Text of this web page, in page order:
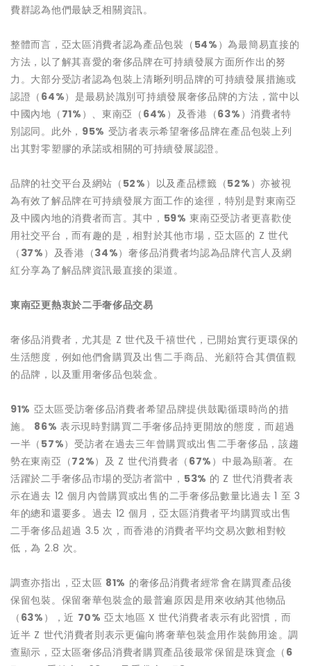
費群認為他們最缺乏相關資訊。
整體而言，亞太區消費者認為產品包裝（ 54% ）為最簡易直接的
方法，以了解其喜愛的奢侈品牌在可持續發展方面所作出的努
力。大部分受訪者認為包裝上清𥇦列明品牌的可持續發展措施或
認證（ 64%）是最易於識別可持續發展奢侈品牌的方法，當中以
中國內地（ 71% ）、東南亞（ 64% ）及香港（63% ）消費者特
別認同。此外， 95% 受訪者表示希望奢侈品牌在產品包裝上列
出其對零塑膠的承諾或相關的可持續發展認證。
品牌的社交平台及網站（ 52% ）以及產品標籤（52% ）亦被視
為有效了解品牌在可持續發展方面工作的途徑，特別是對東南亞
及中國內地的消費者而言。其中， 59% 東南亞受訪者更喜歡使
用社交平台，而有趣的是，相對於其他市場，亞太區的 Z 世代
（ 37% ）及香港（34%）奢侈品消費者均認為品牌代言人及網
紅分享為了解品牌資訊最直接的渠道。
東南亞更熱衷於二手奢侈品交易
奢侈品消費者，尤其是 Z 世代及千禧世代，已開始實行更環保的
生活態度，例如他們會購買及出售二手商品、光顧符合其價值觀
的品牌，以及重用奢侈品包裝盒。
91% 亞太區受訪奢侈品消費者希望品牌提供鼓勵循環時尚的措
施。 86% 表示現時對購買二手奢侈品持更開放的態度，而超過
一半（ 57%）受訪者在過去三年曾購買或出售二手奢侈品，該趨
勢在東南亞（72%）及 Z 世代消費者（ 67% ）中最為顯著。在
活躍於二手奢侈品市場的受訪者當中， 53% 的 Z 世代消費者表
示在過去 12 個月內曾購買或出售的二手奢侈品數量比過去 1 至 3
年的總和還要多。過去 12 個月，亞太區消費者平均購買或出售
二手奢侈品超過 3.5 次，而香港的消費者平均交易次數相對較
低，為 2.8 次。
調查亦指出，亞太區 81% 的奢侈品消費者經常會在購買產品後
保留包裝。保留奢華包裝盒的最普遍原因是用來收納其他物品
（ 63% ），近 70% 亞太地區 X 世代消費者表示有此習慣，而
近半 Z 世代消費者則表示更偏向將奢華包裝盒用作裝飾用途。調
查顯示，亞太區奢侈品消費者購買產品後最常保留是珠寶盒（ 6